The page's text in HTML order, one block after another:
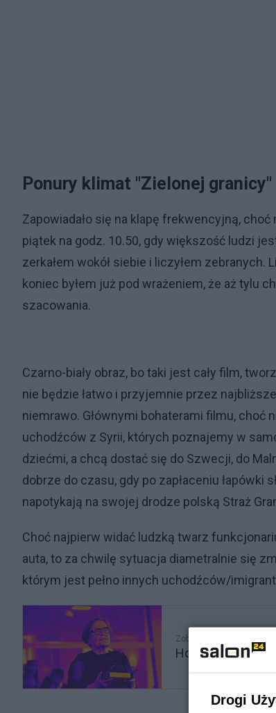
Ponury klimat "Zielonej granicy"
Zapowiadało się na klapę frekwencyjną,
piątek na godz. 10.50, gdy większość ludzi
zerkałem wokół siebie i liczyłem zebranych.
koniec byłem już pod wrażeniem, że aż tylu
szacowania.
Czarno-biały obraz, bo taki jest cały film,
nie będzie łatwo i przyjemnie przez
niemrawo. Głównymi bohaterami filmu, choć
uchodźców z Syrii, których poznajemy w
dziećmi, a chcą dostać się do Szwecji, do
dobrze do czasu, gdy po zapłaceniu łapówki
napotykają na swojej drodze polską Straż
Choć najpierw widać ludzką twarz
auta, to za chwilę sytuacja diametralnie się
którym jest pełno innych uchodźców/
Zobacz także
Holland chciała
Drogi